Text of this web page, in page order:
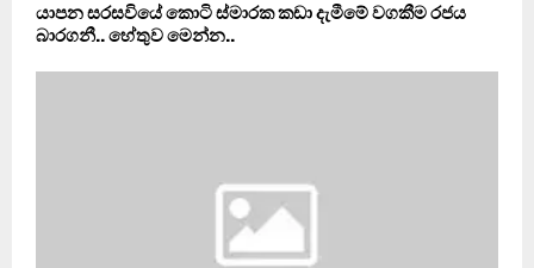
යාපන සරසවියේ කොටි ස්මාරක කඩා දැමීමේ වගකීම රජය
බාරගනී.. හේතුව මෙන්න..